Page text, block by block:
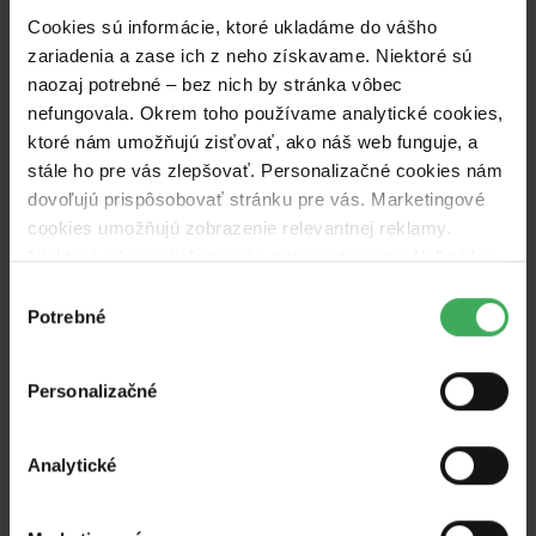
Cookies sú informácie, ktoré ukladáme do vášho
zariadenia a zase ich z neho získavame. Niektoré sú
naozaj potrebné – bez nich by stránka vôbec
nefungovala. Okrem toho používame analytické cookies,
ktoré nám umožňujú zisťovať, ako náš web funguje, a
stále ho pre vás zlepšovať. Personalizačné cookies nám
dovoľujú prispôsobovať stránku pre vás. Marketingové
cookies umožňujú zobrazenie relevantnej reklamy.
Niektoré údaje zdieľame aj s tretími stranami.Veľmi by
používať všetky tieto cookies.
súhlasu
Potrebné
Personalizačné
Analytické
dreva (5 veľkých nákladných áut) z píly v
Dlhom Poli, použili sme už vyše 20-tisíc skrutiek
darovaných od Staviame z dreva. Ďakujeme
Fondu na podporu umenia za grant, ale stále
chýba 20-tisíc eur, aby sme Sphéru dokončili
skutočne ožila. Financie použijeme na
zaplatenie dreva a odborných tesárskych prác.
Pustili sme sa do ďalšieho
odvážneho príbehu, ktorým
siahame na limity našich
možností a prostriedkov.
Oslovujeme vás a veríme,
podarí. Veríme, že Sphéra